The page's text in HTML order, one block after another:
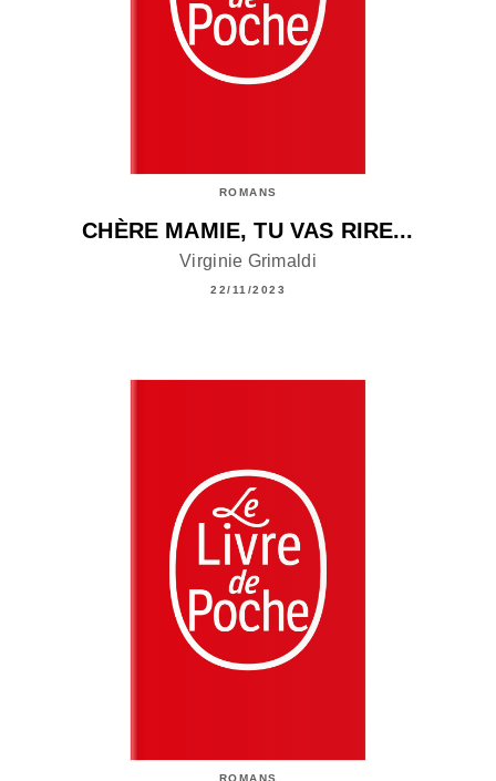
ROMANS
CHÈRE MAMIE, TU VAS RIRE...
Virginie Grimaldi
22/11/2023
ROMANS